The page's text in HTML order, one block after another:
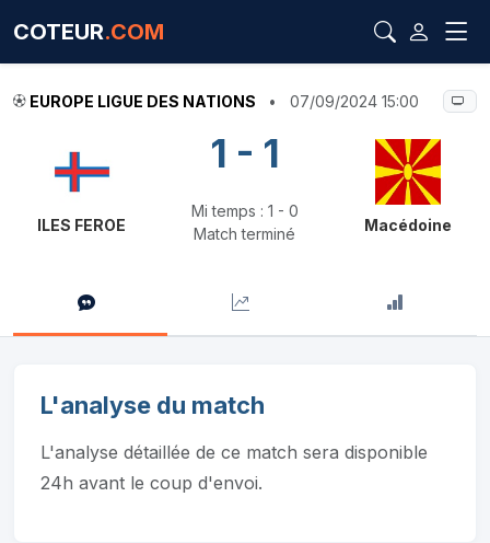
COTEUR.COM
EUROPE LIGUE DES NATIONS • 07/09/2024 15:00
ILES FEROE
1 - 1
Mi temps : 1 - 0
Match terminé
Macédoine
L'analyse du match
L'analyse détaillée de ce match sera disponible
24h avant le coup d'envoi.